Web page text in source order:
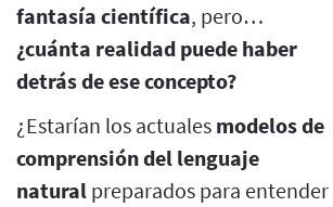
fantasía científica, pero…
¿cuánta realidad puede haber
detrás de ese concepto?
¿Estarían los actuales modelos de
comprensión del lenguaje
natural preparados para entender